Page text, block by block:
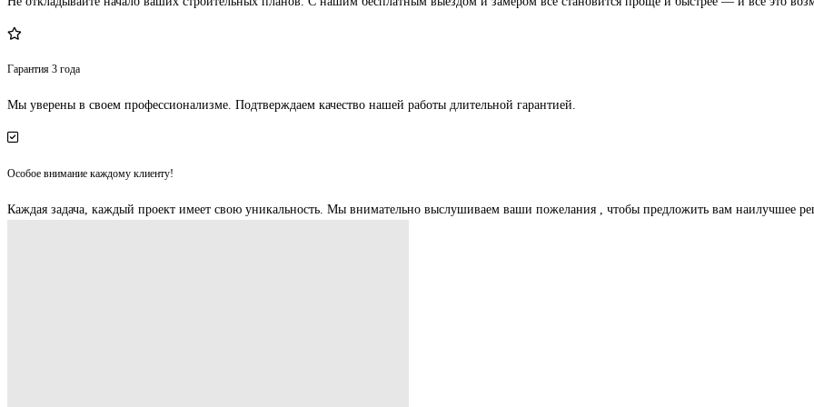
Гарантия 3 года
Мы уверены в своем профессионализме. Подтверждаем качество нашей работы длительной гарантией.
Особое внимание каждому клиенту!
Каждая задача, каждый проект имеет свою уникальность. Мы внимательно выслушиваем ваши пожелания , чтобы предложить вам наилучшее